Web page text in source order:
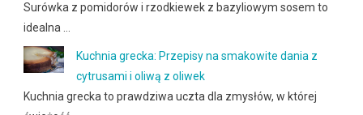
Surówka z pomidorów i rzodkiewek z bazyliowym sosem to
idealna …
Kuchnia grecka: Przepisy na smakowite dania z
cytrusami i oliwą z oliwek
Kuchnia grecka to prawdziwa uczta dla zmysłów, w której